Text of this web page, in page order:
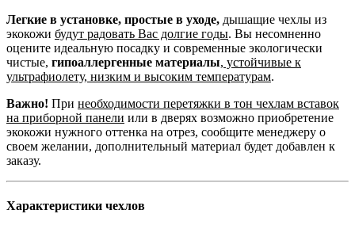
Легкие в установке, простые в уходе, дышащие чехлы из
экокожи будут радовать Вас долгие годы. Вы несомненно
оцените идеальную посадку и современные экологически
чистые, гипоаллергенные материалы, устойчивые к
ультрафиолету, низким и высоким температурам.
Важно! При необходимости перетяжки в тон чехлам вставок
на приборной панели или в дверях возможно приобретение
экокожи нужного оттенка на отрез, сообщите менеджеру о
своем желании, дополнительный материал будет добавлен к
заказу.
Характеристики чехлов